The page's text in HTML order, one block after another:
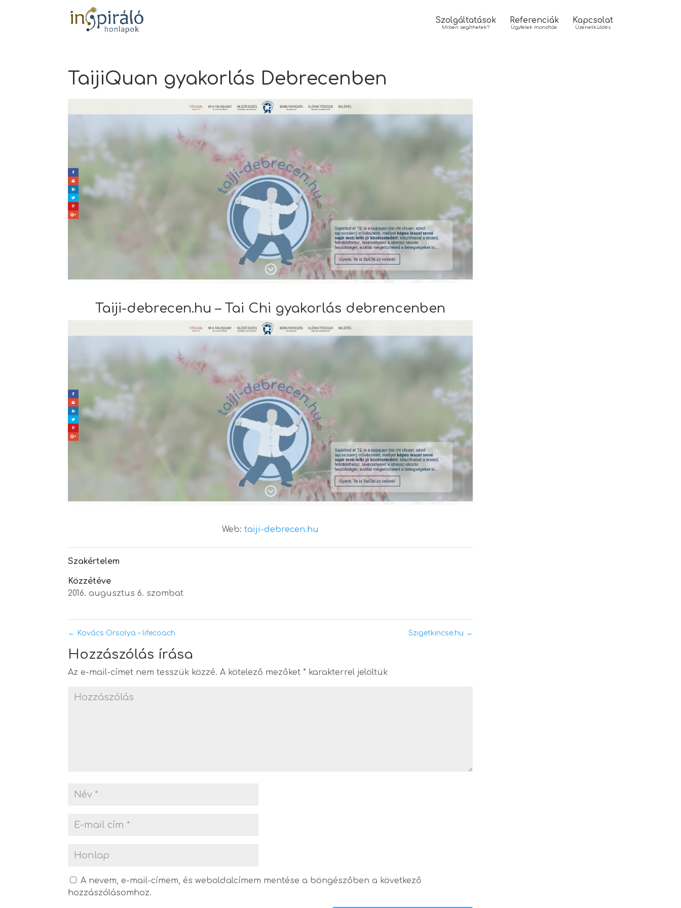
Szolgáltatások
Miben segíthetek?
Referenciák
Ügyfelek mondták
Kapcsolat
Üzenetküldés
TaijiQuan gyakorlás Debrecenben
Taiji-debrecen.hu – Tai Chi gyakorlás debrencenben
Web:taiji-debrecen.hu
Szakértelem
Közzétéve
2016. augusztus 6. szombat
← Kovács Orsolya – lifecoach Szigetkincse.hu →
Hozzászólás írása
Az e-mail-címet nem tesszük közzé. A kötelező mezőket* karakterrel jelöltük
A nevem, e-mail-címem, és weboldalcímem mentése a böngészőben a következő
hozzászólásomhoz.